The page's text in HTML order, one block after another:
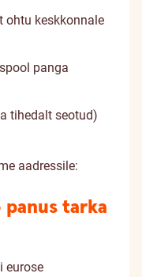
ohtu keskkonnale
panga
tihedalt seotud)
aadressile:
panus tarka
eurose